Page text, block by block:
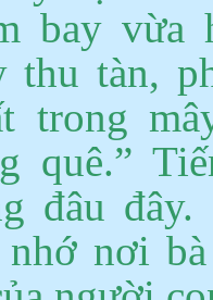
bay vừa
thu tàn,
trong
quê.”
đâu đây.
nơi